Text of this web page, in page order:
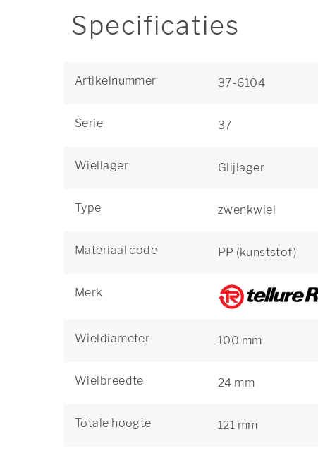
Specificaties
Artikelnummer 37-6104
Serie 37
Wiellager Glijlager
Type zwenkwiel
Materiaal code PP (kunststof)
Merk
Wieldiameter 100 mm
Wielbreedte 24 mm
Totale hoogte 121 mm